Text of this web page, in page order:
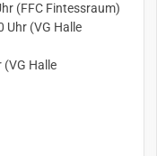
(FFC Fintessraum)
Uhr (VG Halle
(VG Halle